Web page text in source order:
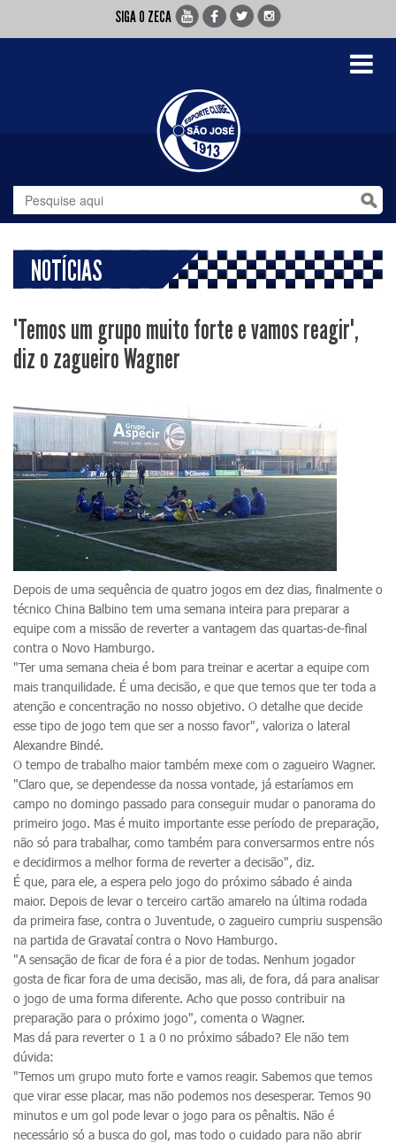
SIGA O ZECA
Toggle
NOTÍCIAS
"Temos um grupo muito forte e vamos reagir",
diz o zagueiro Wagner
Depois de uma sequência de quatro jogos em dez dias, finalmente o
técnico China Balbino tem uma semana inteira para preparar a
equipe com a missão de reverter a vantagem das quartas-de-final
contra o Novo Hamburgo.
"Ter uma semana cheia é bom para treinar e acertar a equipe com
mais tranquilidade. É uma decisão, e que que temos que ter toda a
atenção e concentração no nosso objetivo. O detalhe que decide
esse tipo de jogo tem que ser a nosso favor", valoriza o lateral
Alexandre Bindé.
O tempo de trabalho maior também mexe com o zagueiro Wagner.
"Claro que, se dependesse da nossa vontade, já estaríamos em
campo no domingo passado para conseguir mudar o panorama do
primeiro jogo. Mas é muito importante esse período de preparação,
não só para trabalhar, como também para conversarmos entre nós
e decidirmos a melhor forma de reverter a decisão", diz.
É que, para ele, a espera pelo jogo do próximo sábado é ainda
maior. Depois de levar o terceiro cartão amarelo na última rodada
da primeira fase, contra o Juventude, o zagueiro cumpriu suspensão
na partida de Gravataí contra o Novo Hamburgo.
"A sensação de ficar de fora é a pior de todas. Nenhum jogador
gosta de ficar fora de uma decisão, mas ali, de fora, dá para analisar
o jogo de uma forma diferente. Acho que posso contribuir na
preparação para o próximo jogo", comenta o Wagner.
Mas dá para reverter o 1 a 0 no próximo sábado? Ele não tem
dúvida:
"Temos um grupo muto forte e vamos reagir. Sabemos que temos
que virar esse placar, mas não podemos nos desesperar. Temos 90
minutos e um gol pode levar o jogo para os pênaltis. Não é
necessário só a busca do gol, mas todo o cuidado para não abrir